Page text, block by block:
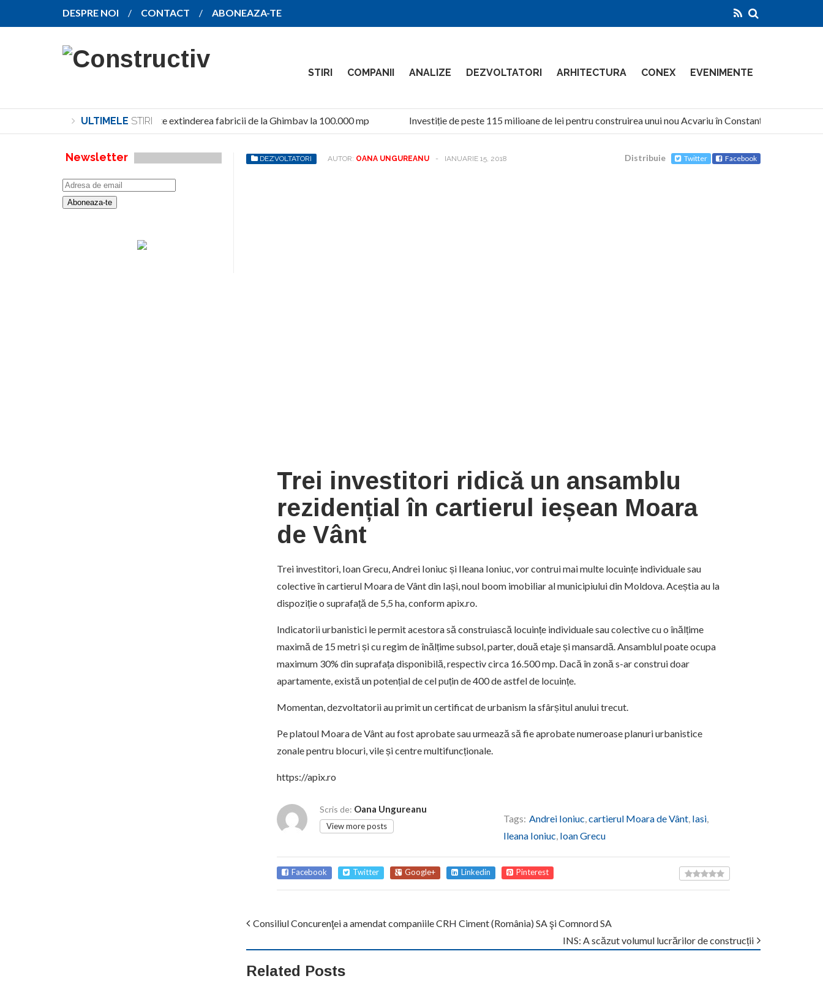
DESPRE NOI CONTACT ABONEAZA-TE
STIRI COMPANII ANALIZE DEZVOLTATORI ARHITECTURA CONEX EVENIMENTE
ULTIMELE STIRI
SANY pregătește extinderea fabricii de la Ghimbav la 100.000 mp Investiție de peste 115 milioane de lei pentru construirea unui nou Acvariu în Constanța
DEZVOLTATORI AUTOR: OANA UNGUREANU - IANUARIE 15, 2018 Distribuie Twitter Facebook
Trei investitori ridică un ansamblu
rezidențial în cartierul ieșean Moara
de Vânt
Trei investitori, Ioan Grecu, Andrei Ioniuc și Ileana Ioniuc, vor contrui mai multe locuințe individuale sau
colective în cartierul Moara de Vânt din Iași, noul boom imobiliar al municipiului din Moldova. Aceștia au la
dispoziție o suprafață de 5,5 ha, conform apix.ro.
Indicatorii urbanistici le permit acestora să construiască locuințe individuale sau colective cu o înălțime
maximă de 15 metri și cu regim de înălțime subsol, parter, două etaje și mansardă. Ansamblul poate ocupa
maximum 30% din suprafața disponibilă, respectiv circa 16.500 mp. Dacă în zonă s-ar construi doar
apartamente, există un potențial de cel puțin de 400 de astfel de locuințe.
Momentan, dezvoltatorii au primit un certificat de urbanism la sfârșitul anului trecut.
Pe platoul Moara de Vânt au fost aprobate sau urmează să fie aprobate numeroase planuri urbanistice
zonale pentru blocuri, vile și centre multifuncționale.
https://apix.ro
Scris de: Oana Ungureanu
View more posts
Tags: Andrei Ioniuc,cartierul Moara de Vânt, Iasi,
Ileana Ioniuc, Ioan Grecu
Facebook Twitter Google+ Linkedin Pinterest
Consiliul Concurenţei a amendat companiile CRH Ciment (România) SA şi Comnord SA
INS: A scăzut volumul lucrărilor de construcții
Related Posts
Newsletter